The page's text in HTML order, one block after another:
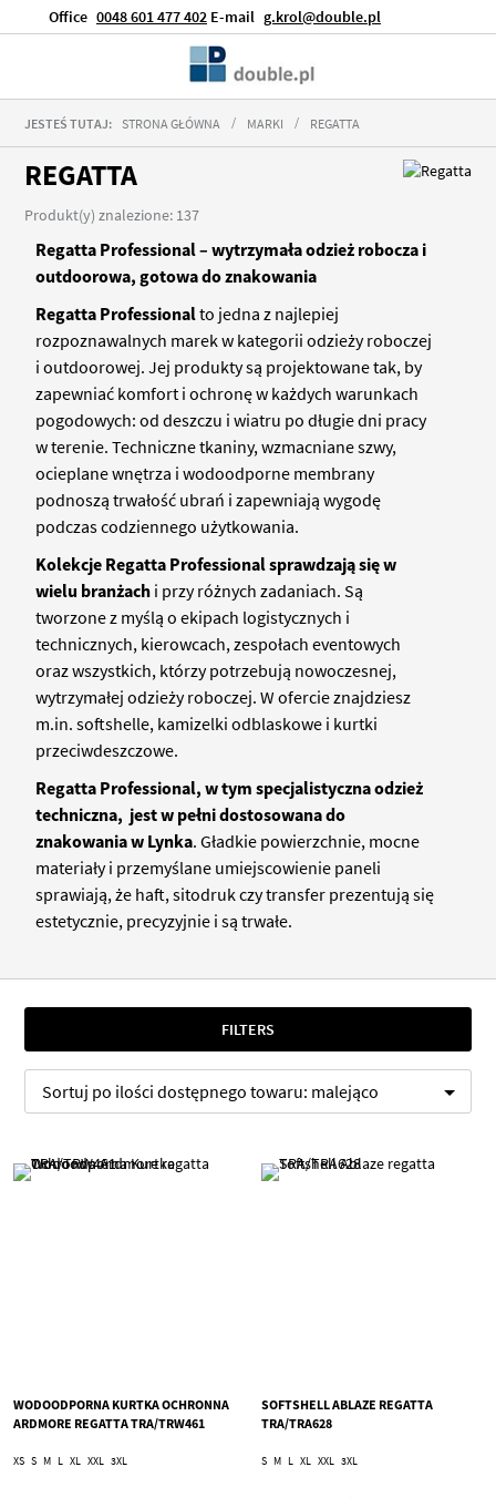
Office 0048 601 477 402 E-mail g.krol@double.pl
JESTEŚ TUTAJ: STRONA GŁÓWNA MARKI REGATTA
REGATTA
Produkt(y) znalezione: 137
Regatta Professional – wytrzymała odzież robocza i
outdoorowa, gotowa do znakowania
Regatta Professionalto jedna z najlepiej
rozpoznawalnych marek w kategorii odzieży roboczej
i outdoorowej. Jej produkty są projektowane tak, by
zapewniać komfort i ochronę w każdych warunkach
pogodowych: od deszczu i wiatru po długie dni pracy
w terenie. Techniczne tkaniny, wzmacniane szwy,
ocieplane wnętrza i wodoodporne membrany
podnoszą trwałość ubrań i zapewniają wygodę
podczas codziennego użytkowania.
Kolekcje Regatta Professional sprawdzają się w
wielu branżach i przy różnych zadaniach. Są
tworzone z myślą o ekipach logistycznych i
technicznych, kierowcach, zespołach eventowych
oraz wszystkich, którzy potrzebują nowoczesnej,
wytrzymałej odzieży roboczej. W ofercie znajdziesz
m.in. softshelle, kamizelki odblaskowe i kurtki
przeciwdeszczowe.
Regatta Professional, w tym specjalistyczna odzież
techniczna, jest w pełni dostosowana do
znakowania w Lynka. Gładkie powierzchnie, mocne
materiały i przemyślane umiejscowienie paneli
sprawiają, że haft, sitodruk czy transfer prezentują się
estetycznie, precyzyjnie i są trwałe.
FILTERS
Sortuj po ilości dostępnego towaru: malejąco
WODOODPORNA KURTKA OCHRONNA
ARDMORE REGATTA TRA/TRW461
XS S M L XL XXL 3XL
SOFTSHELL ABLAZE REGATTA
TRA/TRA628
S M L XL XXL 3XL